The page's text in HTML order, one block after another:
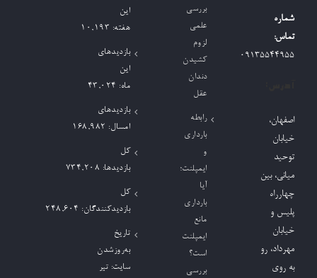
شماره
تماس:
09135544955
اصفهان،
خیابان
توحید
میانی، بین
چهارراه
پلیس و
خیابان
مهرداد، رو
به روی
بررسی
علمی
لزوم
کشیدن
دندان
عقل
رابطه
بارداری
و
ایمپلنت؛
آیا
بارداری
مانع
ایمپلنت
است؟
بررسی
این
هفته: 10,193
بازدیدهای
این
ماه: 43,024
بازدیدهای
امسال: 168,982
کل
بازدیدها: 734,208
کل
بازدیدکنند‌گان: 248,604
تاریخ
به‌روزشدن
سایت: تیر